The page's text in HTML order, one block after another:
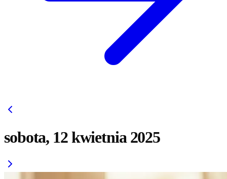
sobota, 12 kwietnia 2025